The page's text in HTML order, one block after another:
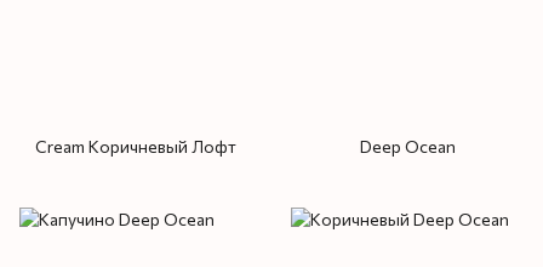
Cream Коричневый Лофт Deep Ocean